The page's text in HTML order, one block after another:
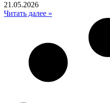
21.05.2026
Читать далее »